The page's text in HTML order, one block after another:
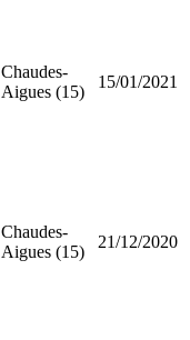
Chaudes-
Aigues (15)
15/01/2021
Chaudes-
Aigues (15)
21/12/2020